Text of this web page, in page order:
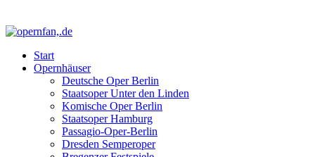
Start
Opernhäuser
Deutsche Oper Berlin
Staatsoper Unter den Linden
Komische Oper Berlin
Staatsoper Hamburg
Passagio-Oper-Berlin
Dresden Semperoper